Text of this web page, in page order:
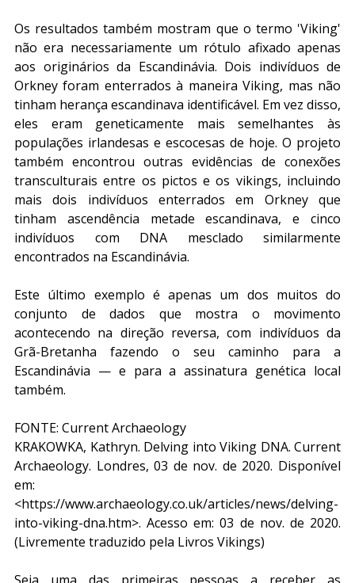
Os resultados também mostram que o termo 'Viking'
não era necessariamente um rótulo afixado apenas
aos originários da Escandinávia. Dois indivíduos de
Orkney foram enterrados à maneira Viking, mas não
tinham herança escandinava identificável. Em vez disso,
eles eram geneticamente mais semelhantes às
populações irlandesas e escocesas de hoje. O projeto
também encontrou outras evidências de conexões
transculturais entre os pictos e os vikings, incluindo
mais dois indivíduos enterrados em Orkney que
tinham ascendência metade escandinava, e cinco
indivíduos com DNA mesclado similarmente
encontrados na Escandinávia.
Este último exemplo é apenas um dos muitos do
conjunto de dados que mostra o movimento
acontecendo na direção reversa, com indivíduos da
Grã-Bretanha fazendo o seu caminho para a
Escandinávia — e para a assinatura genética local
também.
FONTE: Current Archaeology
KRAKOWKA, Kathryn. Delving into Viking DNA. Current
Archaeology. Londres, 03 de nov. de 2020. Disponível
em:
<https://www.archaeology.co.uk/articles/news/delving-
into-viking-dna.htm>. Acesso em: 03 de nov. de 2020.
(Livremente traduzido pela Livros Vikings)
Seja uma das primeiras pessoas a receber as